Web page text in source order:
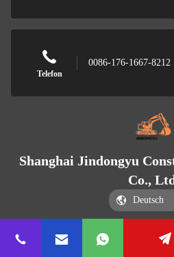
Telefon
0086-176-1667-8212
Shanghai Jindongyu
Co.,
Shanghai Jindongyu